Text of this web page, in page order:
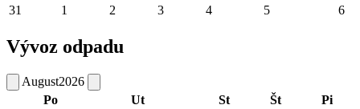
31
1 2 3 4 5 6
Vývoz odpadu
August2026
Po
Ut St Št Pi